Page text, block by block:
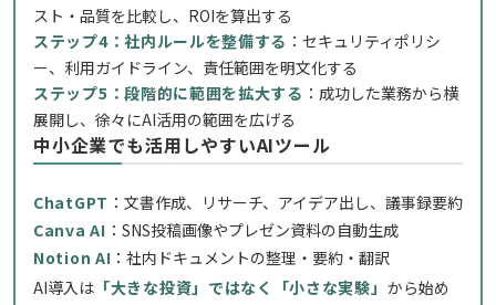
スト・品質を比較し、ROIを算出する
ステップ4：社内ルールを整備する ：セキュリティポリシ
ー、利用ガイドライン、責任範囲を明文化する
ステップ5：段階的に範囲を拡大する ：成功した業務から横
展開し、徐々にAI活用の範囲を広げる
中小企業でも活用しやすいAIツール
ChatGPT ：文書作成、リサーチ、アイデア出し、議事録要約
Canva AI ：SNS投稿画像やプレゼン資料の自動生成
Notion AI ：社内ドキュメントの整理・要約・翻訳
AI導入は 「大きな投資」ではなく「小さな実験」 から始め